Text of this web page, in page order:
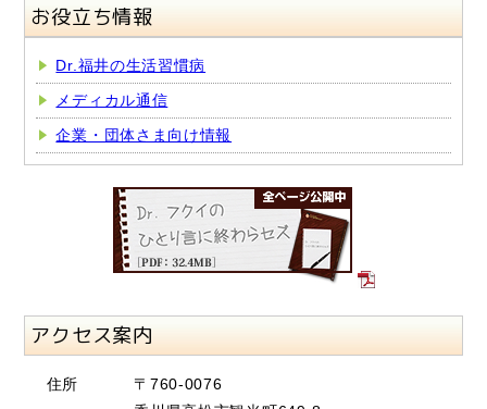
お役立ち情報
Dr.福井の生活習慣病
メディカル通信
企業・団体さま向け情報
アクセス案内
住所
〒760-0076